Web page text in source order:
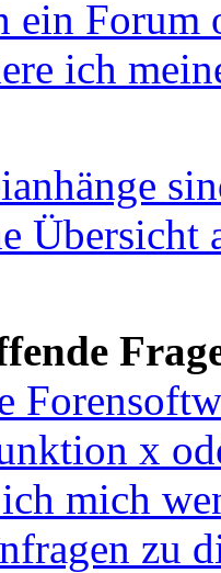
ein Forum
ich
Übersicht
x
mich
zu